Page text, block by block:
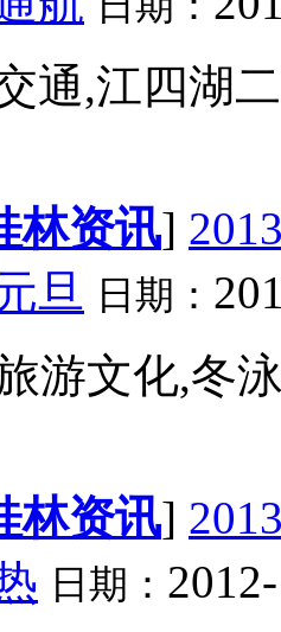
通,江四湖
林资讯]
旦 日期：
游文化,冬
林资讯]
日期：